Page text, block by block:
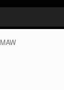
MAW